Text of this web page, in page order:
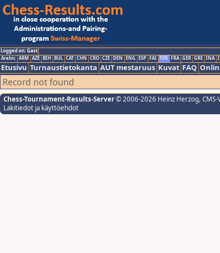
Logged on: Gast
Arabic ARM AZE BIH BUL CAT CHN CRO CZE DEN ENG ESP FAI FIN FRA GER GRE INA
Etusivu Turnaustietokanta AUT mestaruus Kuvat FAQ
Record not found
Chess-Tournament-Results-Server© 2006-2026 Heinz Herzog,
Lakitiedot ja käyttöehdot